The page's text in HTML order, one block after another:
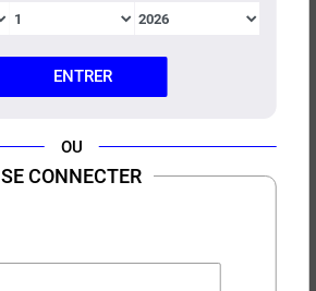
ENTRER
OU
SE CONNECTER